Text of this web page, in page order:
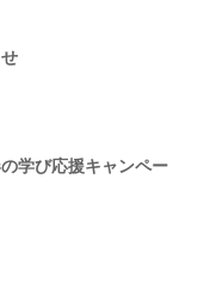
学び応援キャンペー